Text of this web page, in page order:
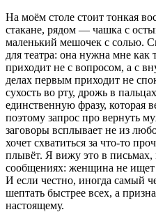
На моём столе стоит тонкая
стакане, рядом — чашка с
маленький мешочек с солью.
для театра: она нужна мне
приходит не с вопросом, а с
делах первым приходит не
сухость во рту, дрожь в
единственную фразу, которая
поэтому запрос про вернуть
заговоры всплывает не из
хочет схватиться за что-то
плывёт. Я вижу это в
сообщениях: женщина не ищет
И если честно, иногда самый
шептать быстрее всех, а
настоящему.